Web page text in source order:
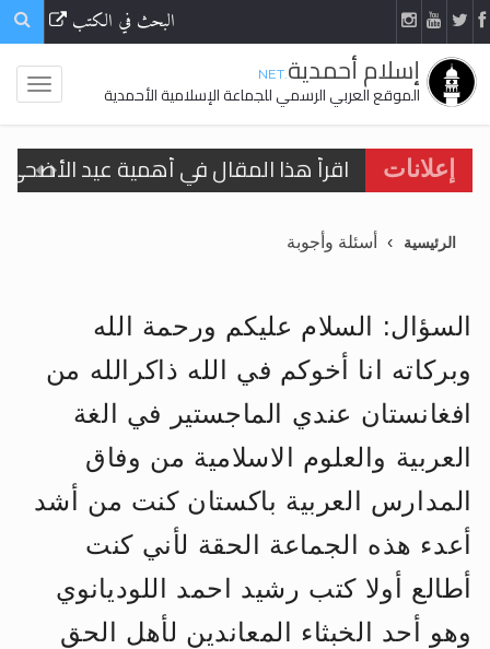
البحث في الكتب
إسلام أحمدية.NET
الموقع العربي الرسمي للجماعة الإسلامية الأحمدية
إعلانات
اقرأ هذا المقال في أهمية عيد
تعميم هامّ لأفراد الجماعة >> المزيد
تعميم هامّ لأفراد الجماعة >> المزيد
اقرأ هذا الكتاب وتعرّف على حقيقة
الحجّ.. دلالات، حِكم، وأهداف >> المزيد
اقرأ هذا المقال في أهمية عيد
الرئيسية أسئلة وأجوبة
السؤال: السلام عليكم ورحمة الله
وبركاته انا أخوكم في الله ذاكرالله من
افغانستان عندي الماجستير في الغة
العربية والعلوم الاسلامية من وفاق
المدارس العربية باكستان كنت من أشد
أعدء هذه الجماعة الحقة لأني كنت
أطالع أولا كتب رشيد احمد اللوديانوي
وهو أحد الخبثاء المعاندين لأهل الحق